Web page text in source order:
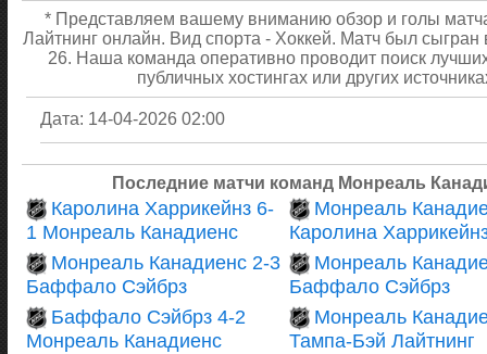
* Представляем вашему вниманию обзор и голы
Лайтнинг онлайн. Вид спорта - Хоккей. Матч был
26. Наша команда оперативно проводит поиск
публичных хостингах или других
Дата: 14-04-2026 02:00
Последние матчи команд Монреаль
Каролина Харрикейнз 6-
1 Монреаль Канадиенс
Монреаль
Каролина
Монреаль Канадиенс 2-3
Баффало Сэйбрз
Монреаль
Баффало Сэйбрз
Баффало Сэйбрз 4-2
Монреаль Канадиенс
Монреаль
Тампа-Бэй Лайтнинг